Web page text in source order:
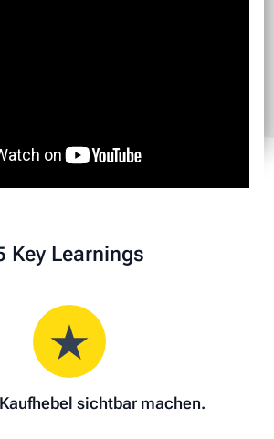
Key Learnings
sichtbar machen.